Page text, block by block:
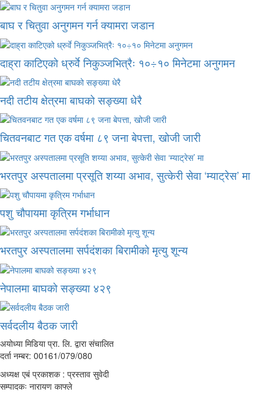
बाघ र चितुवा अनुगमन गर्न क्यामरा जडान
दाह्रा काटिएको ध्रुर्वे निकुञ्जभित्रैः १०÷१० मिनेटमा अनुगमन
नदी तटीय क्षेत्रमा बाघको सङ्ख्या धेरै
चितवनबाट गत एक वर्षमा ८९ जना बेपत्ता, खोजी जारी
भरतपुर अस्पतालमा प्रसूति शय्या अभाव, सुत्केरी सेवा ‘म्याट्रेस’ मा
पशु चौपायमा कृत्रिम गर्भाधान
भरतपुर अस्पतालमा सर्पदंशका बिरामीको मृत्यु शून्य
नेपालमा बाघको सङ्ख्या ४२९
सर्वदलीय बैठक जारी
अयोध्या मिडिया प्रा. लि. द्वारा संचालित
दर्ता नम्बर: 00161/079/080
अध्यक्ष एबं प्रकाशक : प्रस्ताव सुवेदी
सम्पादकः नारायण काफ्ले